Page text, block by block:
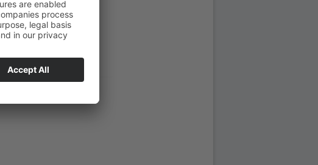
die Möglichkeiten
...